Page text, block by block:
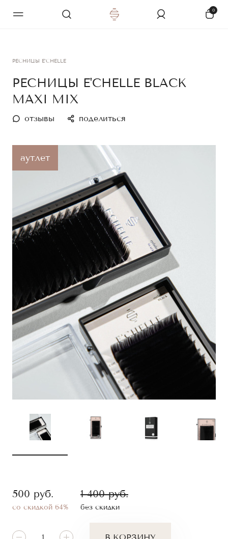
0
РЕСНИЦЫ E'CHELLE
РЕСНИЦЫ E'CHELLE BLACK
MAXI MIX
отзывы поделиться
аутлет
500 руб.
со скидкой 64%
1 400руб.
без скидки